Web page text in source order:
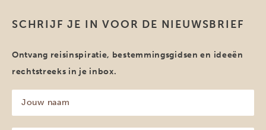
SCHRIJF JE IN VOOR DE NIEUWSBRIEF
Ontvang reisinspiratie, bestemmingsgidsen en ideeën
rechtstreeks in je inbox.
naam
(Vereist)